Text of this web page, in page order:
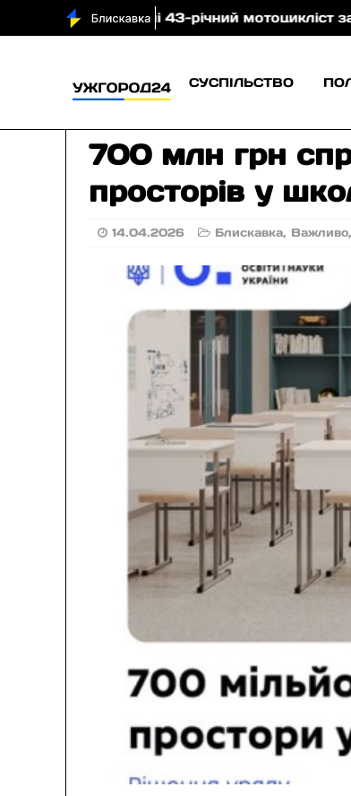
Тячівщині 43-річний мотоцикліст загинув
СУСПІЛЬСТВО
700 млн грн
просторів у
14.04.2026 Блискавка, Важливо,